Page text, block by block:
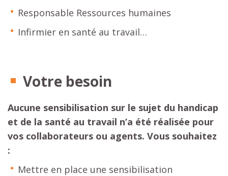
Responsable Ressources humaines
Infirmier en santé au travail…
Votre besoin
Aucune sensibilisation sur le sujet du handicap
et de la santé au travail n’a été réalisée pour
vos collaborateurs ou agents. Vous souhaitez
:
Mettre en place une sensibilisation